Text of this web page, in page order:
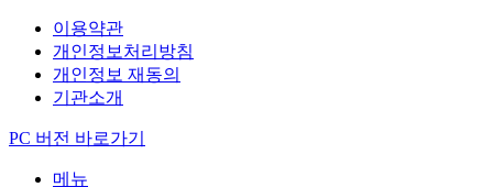
이용약관
개인정보처리방침
개인정보 재동의
기관소개
PC 버전 바로가기
메뉴